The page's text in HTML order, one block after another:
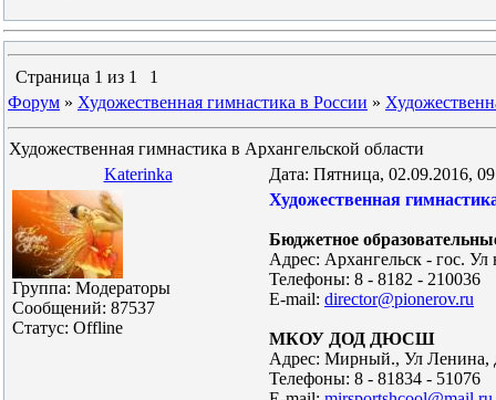
Страница 1 из 1
1
Форум » Художественная гимнастика в России »
Художественная гимнастика в Архангельской области
Katerinka
Дата: Пятница, 02.09.2016,
Группа: Модераторы
Сообщений: 87537
Статус: Offline
Художественная
Бюджетное
Адрес: Архангельск - гос.
Телефоны: 8 - 8182 - 210036
E-mail: director@pionerov.ru
МКОУ ДОД ДЮСШ
Адрес: Мирный., Ул Ленина,
Телефоны: 8 - 81834 - 51076